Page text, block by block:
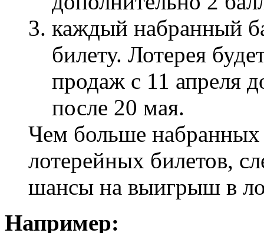
каждый набранный
билету. Лотерея
продаж с 11 апреля
после 20 мая.
Чем больше
лотерейных билетов,
шансы на выигрыш в
Например: